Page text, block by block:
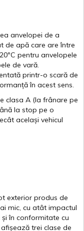
anvelopei de a
de apă care areîntre
20ºC pentru anvelopele
de vară.
printr-o scară de
în acest sens.
clasa A (la frânare pe
la stop pe o
același vehicul
exterior produs de
mic, cu atât impactul
și în conformitate cu
afișează trei clase de